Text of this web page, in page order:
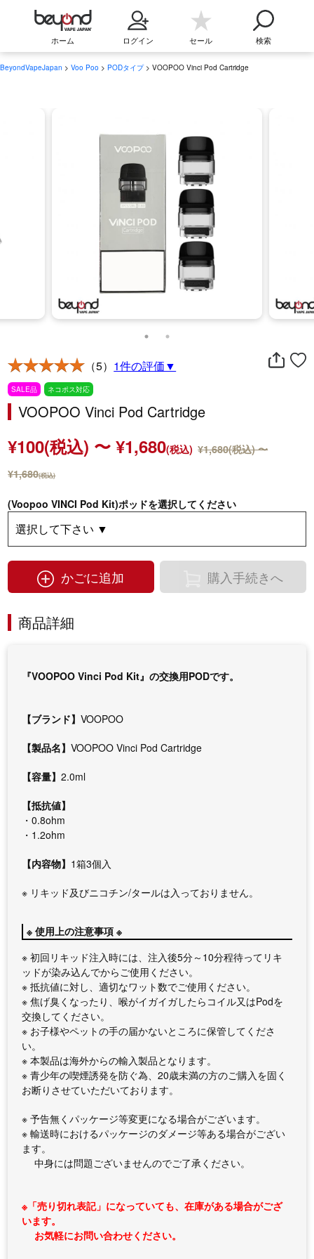
ホーム ログイン セール 検索
BeyondVapeJapan > Voo Poo > PODタイプ> VOOPOO Vinci Pod Cartridge
（5） 1件の評価▼
SALE品 ネコポス対応
VOOPOO Vinci Pod Cartridge
¥100(税込) 〜 ¥1,680(税込) ¥1,680(税込) 〜
¥1,680(税込)
(Voopoo VINCI Pod Kit)ポッドを選択してください
かごに追加 購入手続きへ
商品詳細
『VOOPOO Vinci Pod Kit』の交換用PODです。
【ブランド】VOOPOO
【製品名】VOOPOO Vinci Pod Cartridge
【容量】2.0ml
【抵抗値】
・0.8ohm
・1.2ohm
【内容物】 1箱3個入
※ リキッド及びニコチン/タールは入っておりません。
※ 使用上の注意事項 ※
※ 初回リキッド注入時には、注入後5分～10分程待ってリキ
ッドが染み込んでからご使用ください。
※ 抵抗値に対し、適切なワット数でご使用ください。
※ 焦げ臭くなったり、喉がイガイガしたらコイル又はPodを
交換してください。
※ お子様やペットの手の届かないところに保管してくださ
い。
※ 本製品は海外からの輸入製品となります。
※ 青少年の喫煙誘発を防ぐ為、20歳未満の方のご購入を固く
お断りさせていただいております。
※ 予告無くパッケージ等変更になる場合がございます。
※ 輸送時におけるパッケージのダメージ等ある場合がござい
ます。
中身には問題ございませんのでご了承ください。
※「売り切れ表記」になっていても、在庫がある場合がござ
います。
お気軽にお問い合わせください。